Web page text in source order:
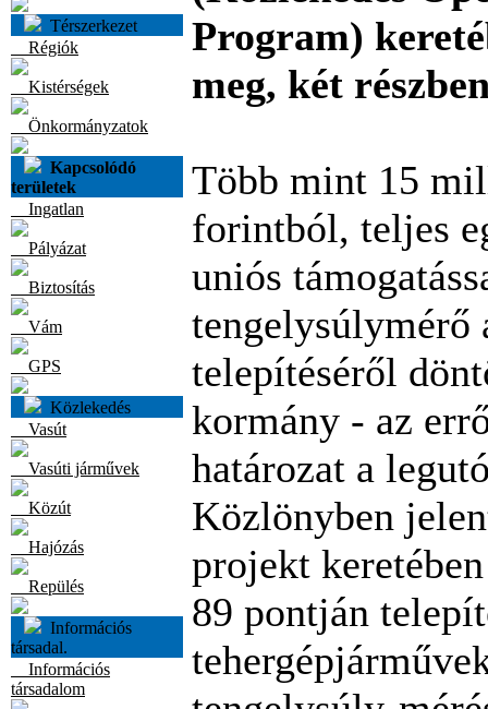
Térszerkezet
Régiók
Kistérségek
Önkormányzatok
Kapcsolódó
területek
Ingatlan
Pályázat
Biztosítás
Vám
GPS
Közlekedés
Vasút
Vasúti járművek
Közút
Hajózás
Repülés
Információs
társadal.
Információs
társadalom
Program)
meg, két
Több mint 15
forintból, teljes
uniós
tengelysúlymérő
telepítéséről
kormány - az
határozat a
Közlönyben
projekt
89 pontján